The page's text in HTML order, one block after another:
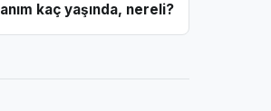
kaç yaşında, nereli?